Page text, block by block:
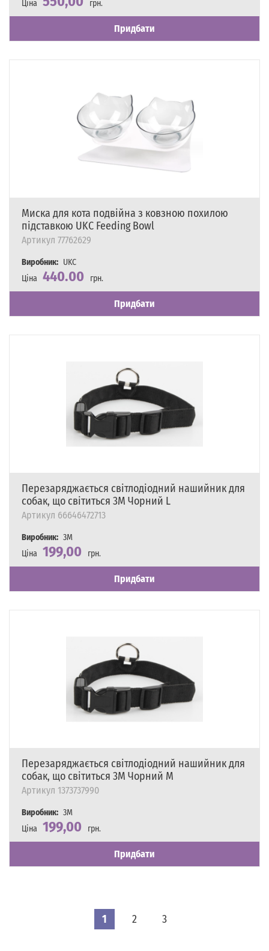
Ціна
грн.
Наявність
Є в наявності
Придбати
Миска для кота подвійна з ковзною похилою
підставкою UKC Feeding Bowl
Артикул 77762629
Виробник: UKC
Ціна 440.00
грн.
Наявність
Є в наявності
Придбати
Перезаряджається світлодіодний нашийник для
собак, що світиться 3M Чорний L
Артикул 66646472713
Виробник: 3M
Ціна 199,00
грн.
Наявність
Є в наявності
Придбати
Перезаряджається світлодіодний нашийник для
собак, що світиться 3M Чорний M
Артикул 1373737990
Виробник: 3M
Ціна 199,00
грн.
Наявність
Є в наявності
Придбати
1 2 3